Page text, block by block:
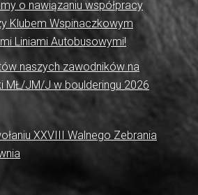
o nawiązaniu współpracy
Klubem Wspinaczkowym
Liniami Autobusowymi!
naszych zawodników na
MŁ/JM/J w boulderingu 2026
XXVIII Walnego Zebrania